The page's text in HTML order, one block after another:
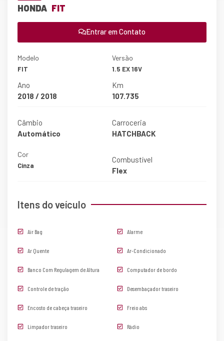
HONDA FIT
Entrar em Contato
Modelo
FIT
Versão
1.5 EX 16V
Ano
2018 / 2018
Km
107.735
Câmbio
Automático
Carroceria
HATCHBACK
Cor
Cinza
Combustível
Flex
Itens do veículo
Air Bag Alarme
Ar Quente Ar-Condicionado
Banco Com Regulagem de Altura Computador de bordo
Controle de tração Desembaçador traseiro
Encosto de cabeça traseiro Freio abs
Limpador traseiro Rádio